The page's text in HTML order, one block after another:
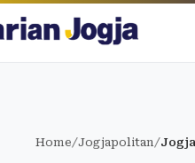
Home/Jogjapolitan/Jogja